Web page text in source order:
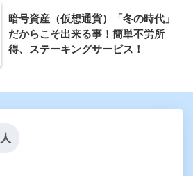
暗号資産（仮想通貨）「冬の時代」
だからこそ出来る事！簡単不労所
得、ステーキングサービス！